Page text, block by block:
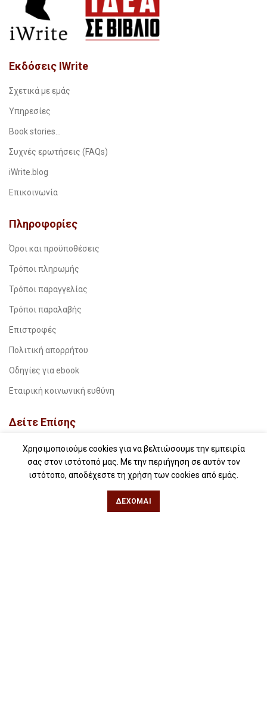
Εκδόσεις IWrite
Σχετικά με εμάς
Υπηρεσίες
Book stories…
Συχνές ερωτήσεις (FAQs)
iWrite.blog
Επικοινωνία
Πληροφορίες
Όροι και προϋποθέσεις
Τρόποι πληρωμής
Τρόποι παραγγελίας
Τρόποι παραλαβής
Επιστροφές
Πολιτική απορρήτου
Οδηγίες για ebook
Εταιρική κοινωνική ευθύνη
Δείτε Επίσης
Free Press – Μεταέμπνευση
Για βιβλιοπωλεία
Χρησιμοποιούμε cookies για να βελτιώσουμε την εμπειρία
σας στον ιστότοπό μας. Με την περιήγηση σε αυτόν τον
ιστότοπο, αποδέχεστε τη χρήση των cookies από εμάς.
ΔΈΧΟΜΑΙ